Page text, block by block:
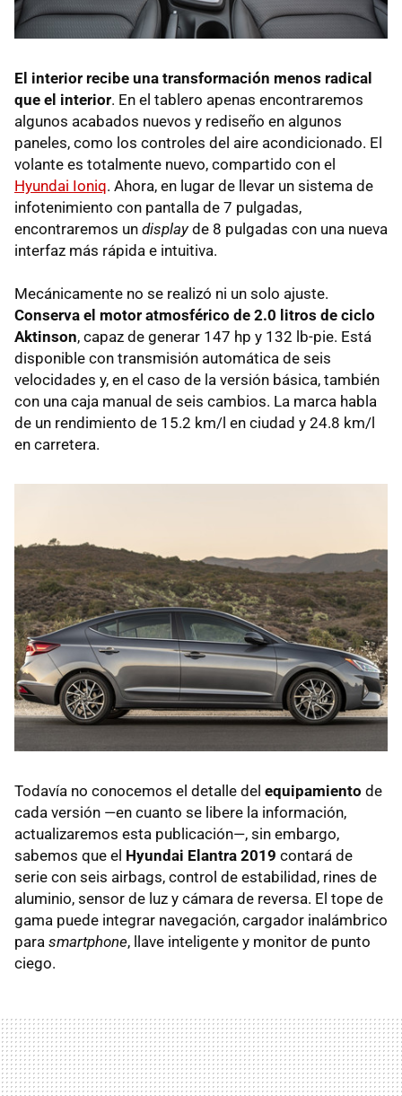
El interior recibe una transformación menos radical
que el interior. En el tablero apenas encontraremos
algunos acabados nuevos y rediseño en algunos
paneles, como los controles del aire acondicionado. El
volante es totalmente nuevo, compartido con el
Hyundai Ioniq. Ahora, en lugar de llevar un sistema de
infotenimiento con pantalla de 7 pulgadas,
encontraremos un displayde 8 pulgadas con una nueva
interfaz más rápida e intuitiva.
Mecánicamente no se realizó ni un solo ajuste.
Conserva el motor atmosférico de 2.0 litros de ciclo
Aktinson, capaz de generar 147 hp y 132 lb-pie. Está
disponible con transmisión automática de seis
velocidades y, en el caso de la versión básica, también
con una caja manual de seis cambios. La marca habla
de un rendimiento de 15.2 km/l en ciudad y 24.8 km/l
en carretera.
Todavía no conocemos el detalle del equipamiento de
cada versión —en cuanto se libere la información,
actualizaremos esta publicación—, sin embargo,
sabemos que el Hyundai Elantra 2019 contará de
serie con seis airbags, control de estabilidad, rines de
aluminio, sensor de luz y cámara de reversa. El tope de
gama puede integrar navegación, cargador inalámbrico
para smartphone, llave inteligente y monitor de punto
ciego.